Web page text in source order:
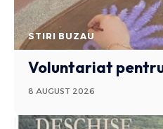
STIRI BUZAU
Voluntariat
8 AUGUST 2026